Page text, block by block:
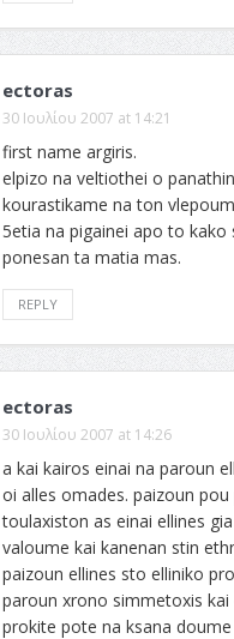
ectoras
30 Ιουλίου 2007 at 14:21
first name argiris.
elpizo na veltiothei o
kourastikame na ton
5etia na pigainei apo to
ponesan ta matia mas.
REPLY
ectoras
30 Ιουλίου 2007 at 14:26
a kai kairos einai na paroun
oi alles omades. paizoun pou
toulaxiston as einai ellines
valoume kai kanenan stin
paizoun ellines sto elliniko
paroun xrono simmetoxis kai
prokite pote na ksana